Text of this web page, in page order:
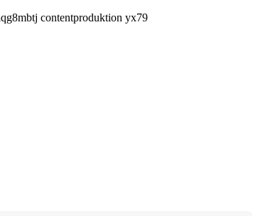
contentproduktion yx79